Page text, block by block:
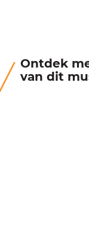
Ontdek
van dit